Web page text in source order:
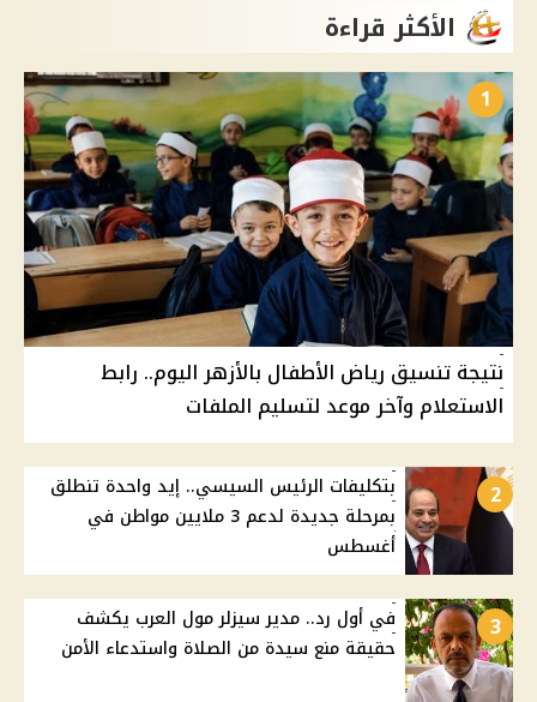
الأكثر قراءة
1
نتيجة تنسيق رياض الأطفال بالأزهر اليوم.. رابط
الاستعلام وآخر موعد لتسليم الملفات
2
بتكليفات الرئيس السيسي.. إيد واحدة تنطلق
بمرحلة جديدة لدعم 3 ملايين مواطن في
أغسطس
3
في أول رد.. مدير سيزلر مول العرب يكشف
حقيقة منع سيدة من الصلاة واستدعاء الأمن